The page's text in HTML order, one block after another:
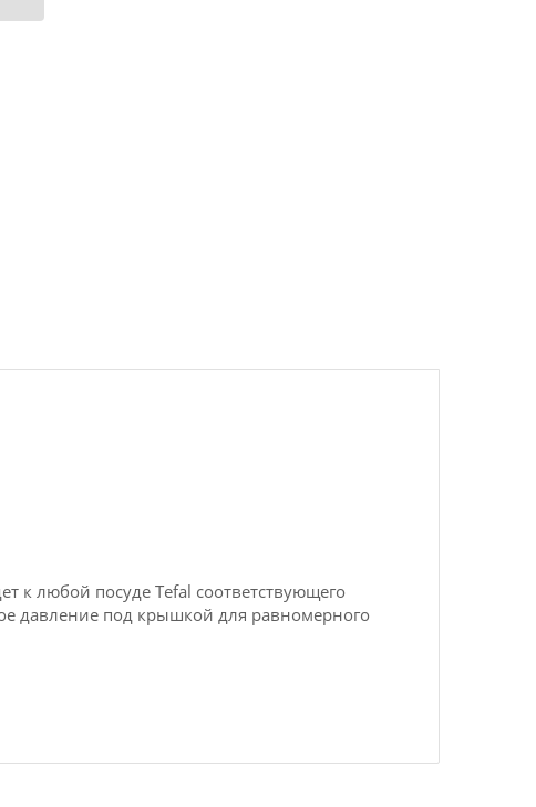
к любой посуде Tefal соответствующего
давление под крышкой для равномерного